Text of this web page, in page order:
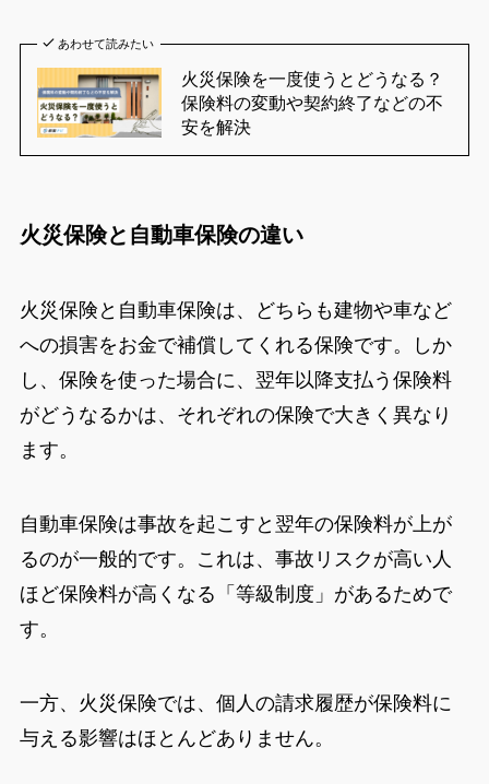
あわせて読みたい
火災保険を一度使うとどうなる？
保険料の変動や契約終了などの不
安を解決
火災保険と自動車保険の違い
火災保険と自動車保険は、どちらも建物や車など
への損害をお金で補償してくれる保険です。しか
し、保険を使った場合に、翌年以降支払う保険料
がどうなるかは、それぞれの保険で大きく異なり
ます。
自動車保険は事故を起こすと翌年の保険料が上が
るのが一般的です。これは、事故リスクが高い人
ほど保険料が高くなる「等級制度」があるためで
す。
一方、火災保険では、個人の請求履歴が保険料に
与える影響はほとんどありません。